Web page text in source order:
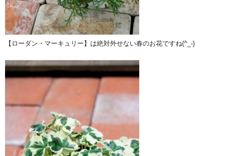
【ローダン・マーキュリー】は絶対外せない春のお花ですね(^_-)